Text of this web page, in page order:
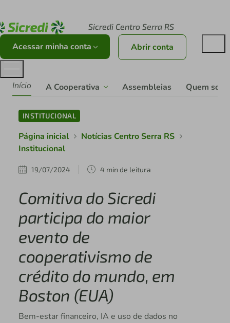
Sicredi Centro Serra RS
Acessar minha conta Abrir conta
Início A Cooperativa Assembleias Quem
INSTITUCIONAL
Página inicial
Notícias Centro Serra RS
Institucional
19/07/2024 4 min de leitura
Comitiva do Sicredi
participa do maior
evento de
cooperativismo de
crédito do mundo, em
Boston (EUA)
Bem-estar financeiro, IA e uso de dados no